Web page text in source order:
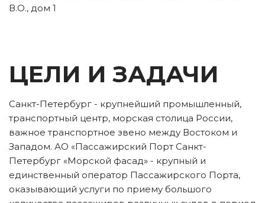
В.О., дом 1
ЦЕЛИ И ЗАДАЧИ
Санкт-Петербург - крупнейший промышленный,
транспортный центр, морская столица России,
важное транспортное звено между Востоком и
Западом. АО «Пассажирский Порт Санкт-
Петербург «Морской фасад» - крупный и
единственный оператор Пассажирского Порта,
оказывающий услуги по приему большого